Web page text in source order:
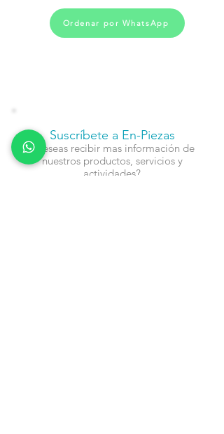
Ordenar por WhatsApp
Suscríbete a En-Piezas
¿Deseas recibir mas información de
nuestros productos, servicios y
actividades?